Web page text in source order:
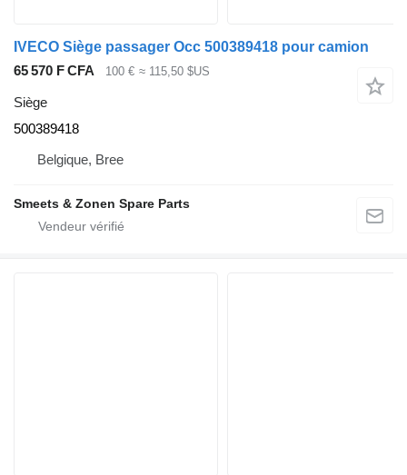
IVECO Siège passager Occ 500389418 pour camion
65 570 F CFA
100 € ≈ 115,50 $US
Siège
500389418
Belgique, Bree
Smeets & Zonen Spare Parts